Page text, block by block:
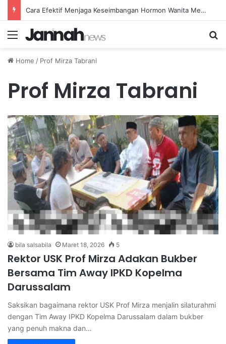
Cara Efektif Menjaga Keseimbangan Hormon Wanita Menjelang Menopause
Menu
Home / Prof Mirza Tabrani
Prof Mirza Tabrani
bila salsabila Maret 18, 2026 5
Rektor USK Prof Mirza Adakan Bukber
Bersama Tim Away IPKD Kopelma
Darussalam
Saksikan bagaimana rektor USK Prof Mirza menjalin silaturahmi
dengan Tim Away IPKD Kopelma Darussalam dalam bukber
yang penuh makna dan…